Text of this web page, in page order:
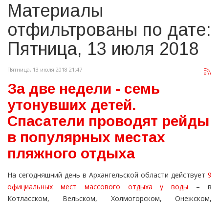
Материалы
отфильтрованы по дате:
Пятница, 13 июля 2018
Пятница, 13 июля 2018 21:47
За две недели - семь
утонувших детей.
Спасатели проводят рейды
в популярных местах
пляжного отдыха
На сегодняшний день в Архангельской области действует 9
официальных мест массового отдыха у воды – в
Котласском, Вельском, Холмогорском, Онежском,